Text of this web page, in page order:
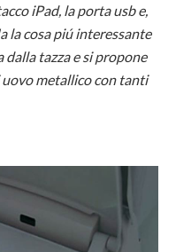
iPad, la porta usb e,
la cosa piú interessante
dalla tazza e si propone
metallico con tanti